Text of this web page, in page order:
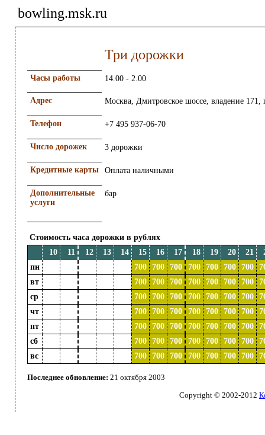
bowling.msk.ru
Три дорожки
Часы работы 14.00 - 2.00
Адрес Москва, Дмитровское шоссе, владение
Телефон +7 495 937-06-70
Число дорожек 3 дорожки
Кредитные карты Оплата наличными
Дополнительные
услуги
бар
Стоимость часа дорожки в рублях
10
11 12 13 14 15 16 17 18 19 20 21
пн
700 700 700 700 700 700 700
вт
700 700 700 700 700 700 700
ср
700 700 700 700 700 700 700
чт
700 700 700 700 700 700 700
пт
700 700 700 700 700 700 700
сб
700 700 700 700 700 700 700
вс
700 700 700 700 700 700 700
Последнее обновление: 21 октября 2003
Copyright © 2002-2012